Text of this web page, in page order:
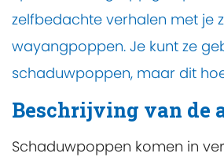
zelfbedachte verhalen met je
wayangpoppen. Je kunt ze
schaduwpoppen, maar dit
Beschrijving van de
Schaduwpoppen komen in